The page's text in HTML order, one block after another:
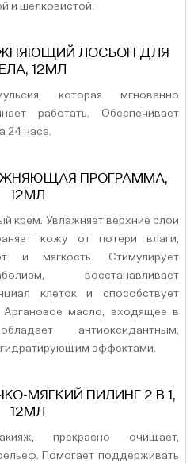
и шелковистой.
ЛОСЬОН ДЛЯ
12МЛ
которая мгновенно
работать. Обеспечивает
24 часа.
ПРОГРАММА,
12МЛ
крем. Увлажняет верхние слои
кожу от потери влаги,
и мягкость. Стимулирует
восстанавливает
клеток и способствует
Аргановое масло, входящее в
антиоксидантным,
эффектами.
МЯГКИЙ ПИЛИНГ 2 В 1,
12МЛ
прекрасно очищает,
Помогает поддерживать